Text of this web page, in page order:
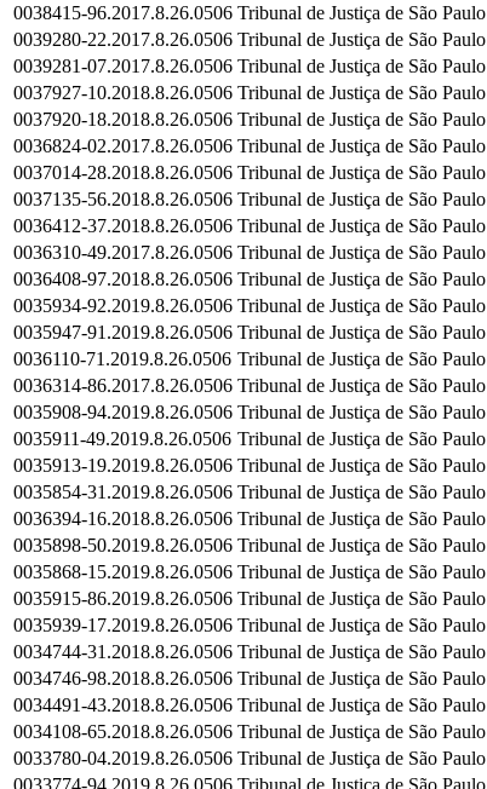
0038415-96.2017.8.26.0506 Tribunal de Justiça de São Paulo
0039280-22.2017.8.26.0506 Tribunal de Justiça de São Paulo
0039281-07.2017.8.26.0506 Tribunal de Justiça de São Paulo
0037927-10.2018.8.26.0506 Tribunal de Justiça de São Paulo
0037920-18.2018.8.26.0506 Tribunal de Justiça de São Paulo
0036824-02.2017.8.26.0506 Tribunal de Justiça de São Paulo
0037014-28.2018.8.26.0506 Tribunal de Justiça de São Paulo
0037135-56.2018.8.26.0506 Tribunal de Justiça de São Paulo
0036412-37.2018.8.26.0506 Tribunal de Justiça de São Paulo
0036310-49.2017.8.26.0506 Tribunal de Justiça de São Paulo
0036408-97.2018.8.26.0506 Tribunal de Justiça de São Paulo
0035934-92.2019.8.26.0506 Tribunal de Justiça de São Paulo
0035947-91.2019.8.26.0506 Tribunal de Justiça de São Paulo
0036110-71.2019.8.26.0506 Tribunal de Justiça de São Paulo
0036314-86.2017.8.26.0506 Tribunal de Justiça de São Paulo
0035908-94.2019.8.26.0506 Tribunal de Justiça de São Paulo
0035911-49.2019.8.26.0506 Tribunal de Justiça de São Paulo
0035913-19.2019.8.26.0506 Tribunal de Justiça de São Paulo
0035854-31.2019.8.26.0506 Tribunal de Justiça de São Paulo
0036394-16.2018.8.26.0506 Tribunal de Justiça de São Paulo
0035898-50.2019.8.26.0506 Tribunal de Justiça de São Paulo
0035868-15.2019.8.26.0506 Tribunal de Justiça de São Paulo
0035915-86.2019.8.26.0506 Tribunal de Justiça de São Paulo
0035939-17.2019.8.26.0506 Tribunal de Justiça de São Paulo
0034744-31.2018.8.26.0506 Tribunal de Justiça de São Paulo
0034746-98.2018.8.26.0506 Tribunal de Justiça de São Paulo
0034491-43.2018.8.26.0506 Tribunal de Justiça de São Paulo
0034108-65.2018.8.26.0506 Tribunal de Justiça de São Paulo
0033780-04.2019.8.26.0506 Tribunal de Justiça de São Paulo
0033774-94.2019.8.26.0506 Tribunal de Justiça de São Paulo